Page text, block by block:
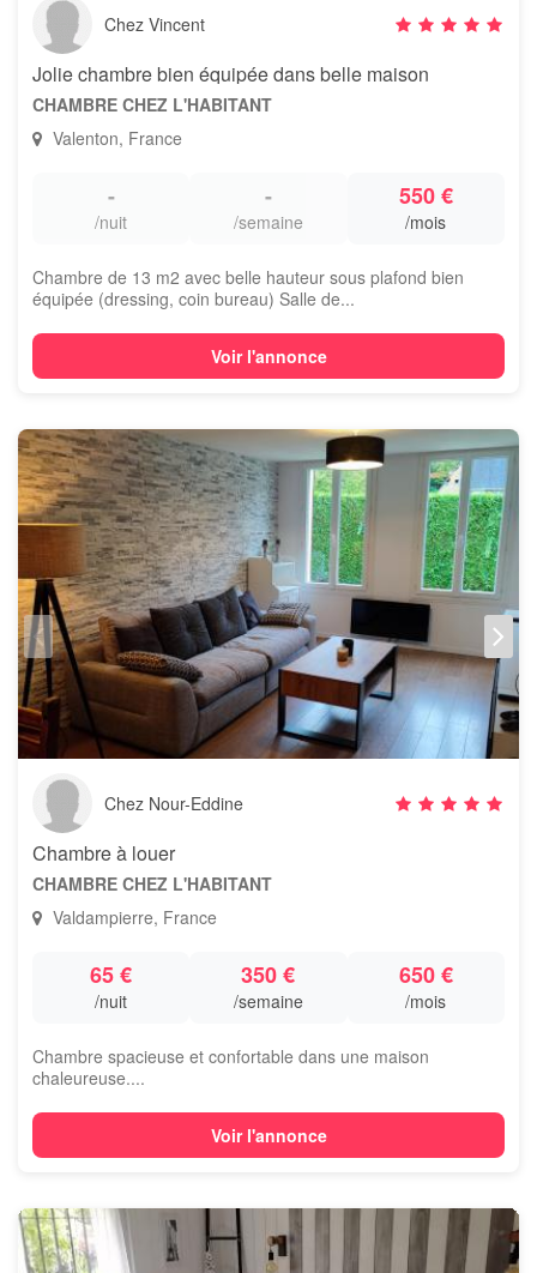
Chez Vincent
Jolie chambre bien équipée dans belle maison
CHAMBRE CHEZ L'HABITANT
Valenton, France
-
/nuit
-
/semaine
550 €
/mois
Chambre de 13 m2 avec belle hauteur sous plafond bien
équipée (dressing, coin bureau) Salle de...
Voir l'annonce
Chez Nour-Eddine
Chambre à louer
CHAMBRE CHEZ L'HABITANT
Valdampierre, France
65 €
/nuit
350 €
/semaine
650 €
/mois
Chambre spacieuse et confortable dans une maison
chaleureuse....
Voir l'annonce